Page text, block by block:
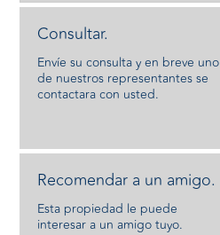
Consultar.
Envíe su consulta y en breve uno
de nuestros representantes se
contactara con usted.
Recomendar a un amigo.
Esta propiedad le puede
interesar a un amigo tuyo.